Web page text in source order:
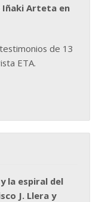
Iñaki Arteta en
de 13
ETA.
y la espiral del
J. Llera y